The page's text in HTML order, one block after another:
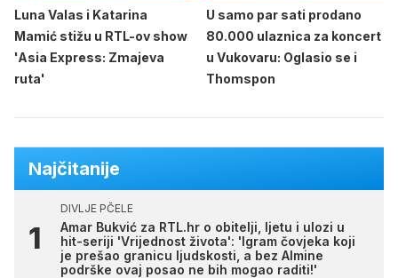
Luna Valas i Katarina
Mamić stižu u RTL-ov show
'Asia Express: Zmajeva
ruta'
U samo par sati prodano
80.000 ulaznica za koncert
u Vukovaru: Oglasio se i
Thomspon
Najčitanije
DIVLJE PČELE
Amar Bukvić za RTL.hr o obitelji, ljetu i ulozi u
hit-seriji 'Vrijednost života': 'Igram čovjeka koji
je prešao granicu ljudskosti, a bez Almine
podrške ovaj posao ne bih mogao raditi!'